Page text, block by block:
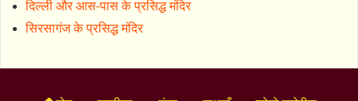
दिल्ली और आस-पास के प्रसिद्ध मंदिर
सिरसागंज के प्रसिद्ध मंदिर